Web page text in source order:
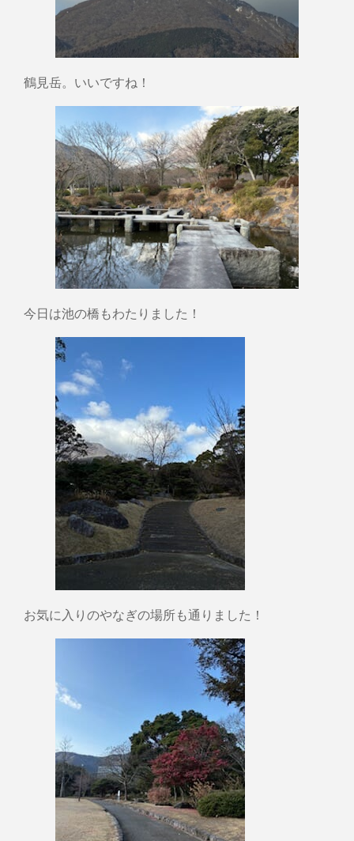
鶴見岳。いいですね！
今日は池の橋もわたりました！
お気に入りのやなぎの場所も通りました！